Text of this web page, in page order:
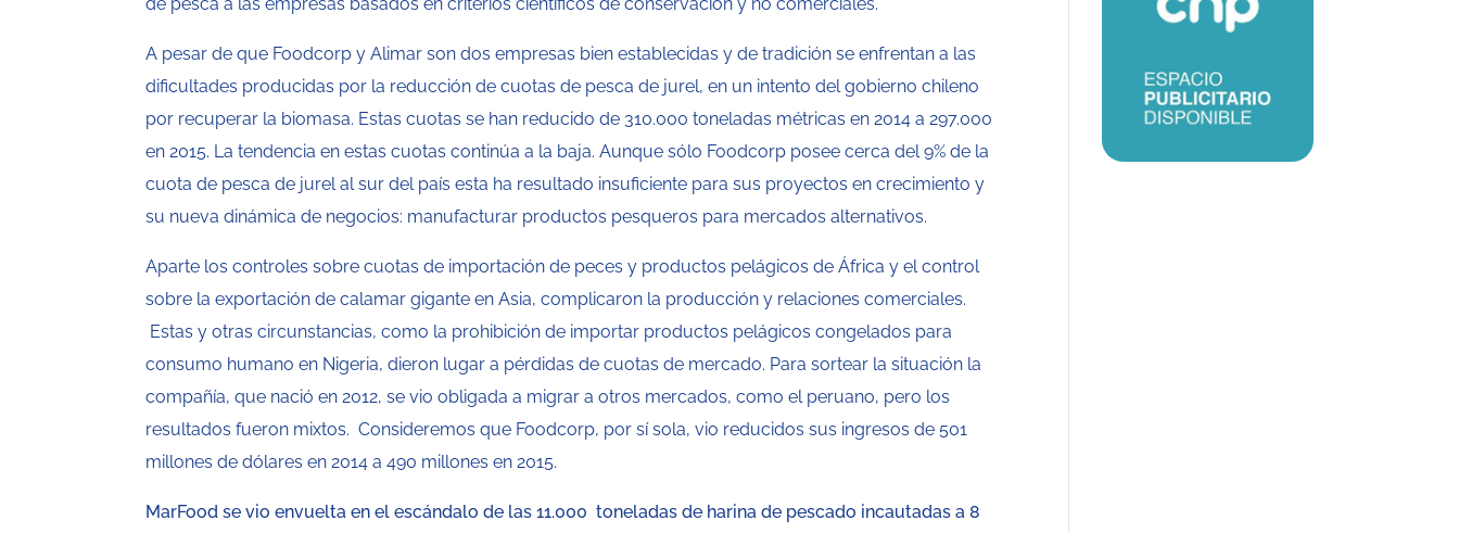
A pesar de que Foodcorp y Alimar son dos empresas bien establecidas y de tradición se enfrentan a las
dificultades producidas por la reducción de cuotas de pesca de jurel, en un intento del gobierno chileno
por recuperar la biomasa. Estas cuotas se han reducido de 310.000 toneladas métricas en 2014 a 297.000
en 2015. La tendencia en estas cuotas continúa a la baja. Aunque sólo Foodcorp posee cerca del 9% de la
cuota de pesca de jurel al sur del país esta ha resultado insuficiente para sus proyectos en crecimiento y
su nueva dinámica de negocios: manufacturar productos pesqueros para mercados alternativos.
Aparte los controles sobre cuotas de importación de peces y productos pelágicos de África y el control
sobre la exportación de calamar gigante en Asia, complicaron la producción y relaciones comerciales.
Estas y otras circunstancias, como la prohibición de importar productos pelágicos congelados para
consumo humano en Nigeria, dieron lugar a pérdidas de cuotas de mercado. Para sortear la situación la
compañía, que nació en 2012, se vio obligada a migrar a otros mercados, como el peruano, pero los
resultados fueron mixtos. Consideremos que Foodcorp, por sí sola, vio reducidos sus ingresos de 501
millones de dólares en 2014 a 490 millones en 2015.
MarFood se vio envuelta en el escándalo de las 11.000 toneladas de harina de pescado incautadas a 8